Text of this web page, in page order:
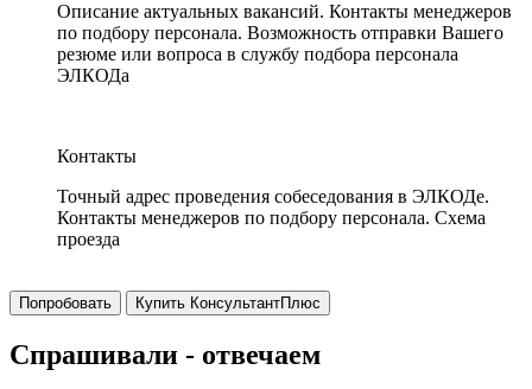
Описание актуальных вакансий. Контакты менеджеров
по подбору персонала. Возможность отправки Вашего
резюме или вопроса в службу подбора персонала
ЭЛКОДа
Контакты
Точный адрес проведения собеседования в ЭЛКОДе.
Контакты менеджеров по подбору персонала. Схема
проезда
Попробовать Купить КонсультантПлюс
Спрашивали - отвечаем